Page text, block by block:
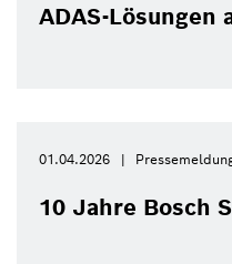
ADAS-Lösungen
01.04.2026
10 Jahre Bosch